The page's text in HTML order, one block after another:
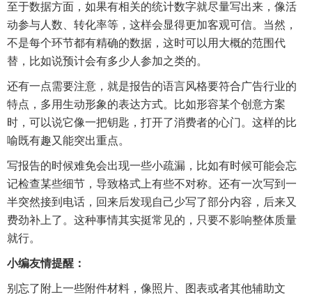
至于数据方面，如果有相关的统计数字就尽量写出来，像活
动参与人数、转化率等，这样会显得更加客观可信。当然，
不是每个环节都有精确的数据，这时可以用大概的范围代
替，比如说预计会有多少人参加之类的。
还有一点需要注意，就是报告的语言风格要符合广告行业的
特点，多用生动形象的表达方式。比如形容某个创意方案
时，可以说它像一把钥匙，打开了消费者的心门。这样的比
喻既有趣又能突出重点。
写报告的时候难免会出现一些小疏漏，比如有时候可能会忘
记检查某些细节，导致格式上有些不对称。还有一次写到一
半突然接到电话，回来后发现自己少写了部分内容，后来又
费劲补上了。这种事情其实挺常见的，只要不影响整体质量
就行。
小编友情提醒：
别忘了附上一些附件材料，像照片、图表或者其他辅助文